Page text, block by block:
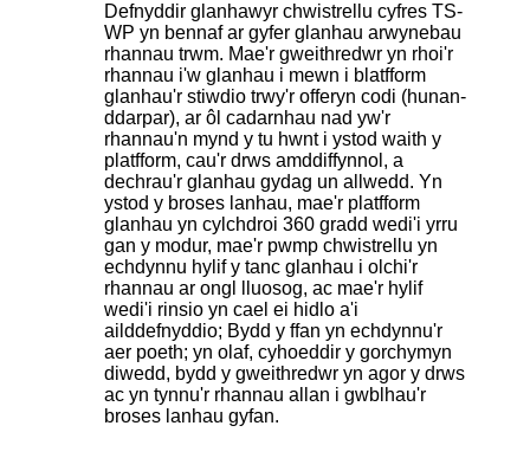
Defnyddir glanhawyr chwistrellu cyfres TS-
WP yn bennaf ar gyfer glanhau arwynebau
rhannau trwm. Mae'r gweithredwr yn rhoi'r
rhannau i'w glanhau i mewn i blatfform
glanhau'r stiwdio trwy'r offeryn codi (hunan-
ddarpar), ar ôl cadarnhau nad yw'r
rhannau'n mynd y tu hwnt i ystod waith y
platfform, cau'r drws amddiffynnol, a
dechrau'r glanhau gydag un allwedd. Yn
ystod y broses lanhau, mae'r platfform
glanhau yn cylchdroi 360 gradd wedi'i yrru
gan y modur, mae'r pwmp chwistrellu yn
echdynnu hylif y tanc glanhau i olchi'r
rhannau ar ongl lluosog, ac mae'r hylif
wedi'i rinsio yn cael ei hidlo a'i
ailddefnyddio; Bydd y ffan yn echdynnu'r
aer poeth; yn olaf, cyhoeddir y gorchymyn
diwedd, bydd y gweithredwr yn agor y drws
ac yn tynnu'r rhannau allan i gwblhau'r
broses lanhau gyfan.